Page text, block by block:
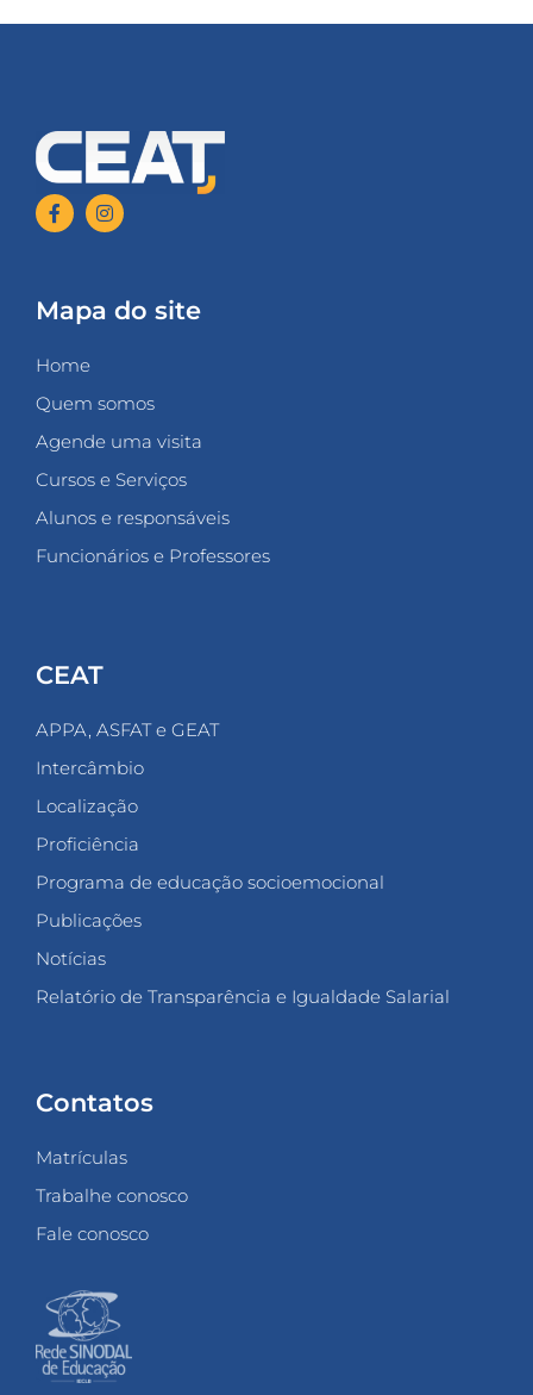
Mapa do site
Home
Quem somos
Agende uma visita
Cursos e Serviços
Alunos e responsáveis
Funcionários e Professores
CEAT
APPA, ASFAT e GEAT
Intercâmbio
Localização
Proficiência
Programa de educação socioemocional
Publicações
Notícias
Relatório de Transparência e Igualdade Salarial
Contatos
Matrículas
Trabalhe conosco
Fale conosco